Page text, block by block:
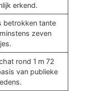
erkend.
betrokken tante
zeven
rond 1 m 72
van publieke